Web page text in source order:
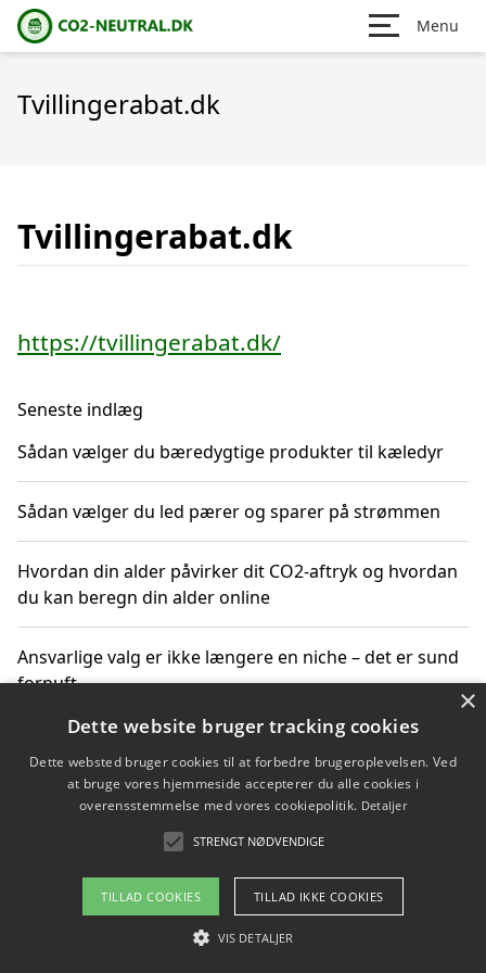
Menu
Tvillingerabat.dk
Tvillingerabat.dk
https://tvillingerabat.dk/
Seneste indlæg
Sådan vælger du bæredygtige produkter til kæledyr
Sådan vælger du led pærer og sparer på strømmen
Hvordan din alder påvirker dit CO2-aftryk og hvordan
du kan beregn din alder online
Ansvarlige valg er ikke længere en niche – det er sund
fornuft
Sådan kan du handle bæredygtigt og bestil med
faktura
Om / kontakt
Blog Betingelser
×
Dette website bruger tracking cookies
Dette websted bruger cookies til at forbedre brugeroplevelsen. Ved
at bruge vores hjemmeside accepterer du alle cookies i
overensstemmelse med vores cookiepolitik. Detaljer
STRENGT NØDVENDIGE
TILLAD COOKIES TILLAD IKKE COOKIES
VIS DETALJER